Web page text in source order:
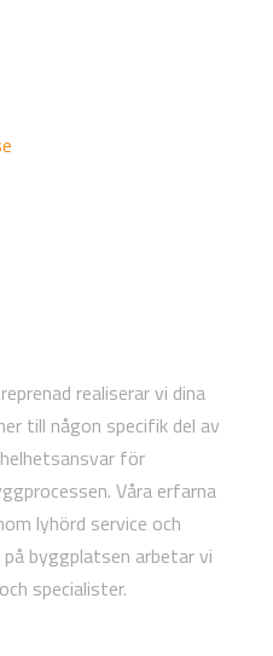
realiserar vi dina
till någon specifik del av
för
Våra erfarna
lyhörd service och
byggplatsen arbetar vi
specialister.